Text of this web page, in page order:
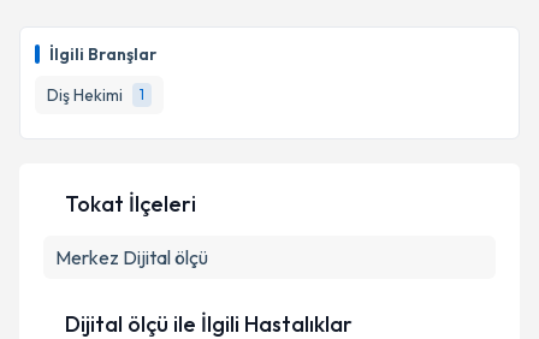
İlgili Branşlar
Diş Hekimi
1
takvim hazırlandığında e-posta ile bilgilendireceğiz.
E-posta Adresiniz
Metni'ni okudum ve kişisel verilerimin belirtilen
Tokat İlçeleri
Merkez Dijital ölçü
Dijital ölçü ile İlgili Hastalıklar